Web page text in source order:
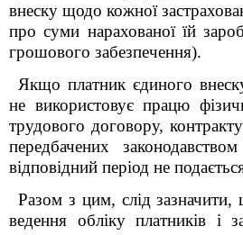
внеску щодо кожної
про суми нарахованої їй
грошового забезпечення).
Якщо платник єдиного
не використовує працю
трудового договору,
передбачених
відповідний період не
Разом з цим, слід зазначити,
ведення обліку платників і